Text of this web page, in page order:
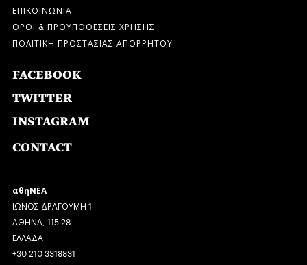
ΕΠΙΚΟΙΝΩΝΙΑ
ΟΡΟΙ & ΠΡΟΫΠΟΘΕΣΕΙΣ ΧΡΗΣΗΣ
ΠΟΛΙΤΙΚΗ ΠΡΟΣΤΑΣΙΑΣ ΑΠΟΡΡΗΤΟΥ
FACEBOOK
TWITTER
INSTAGRAM
CONTACT
αθηΝΕΑ
ΙΩΝΟΣ ΔΡΑΓΟΥΜΗ 1
ΑΘΗΝΑ, 115 28
ΕΛΛΑΔΑ
+30 210 3318831